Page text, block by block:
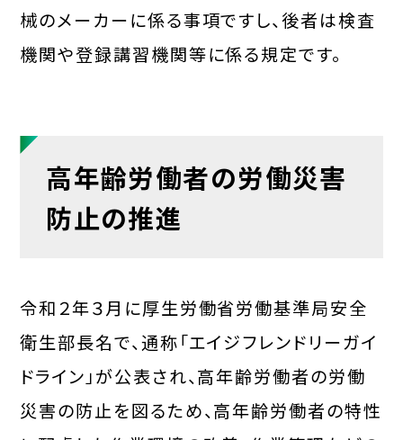
械のメーカーに係る事項ですし、後者は検査
機関や登録講習機関等に係る規定です。
高年齢労働者の労働災害
防止の推進
令和２年３月に厚生労働省労働基準局安全
衛生部長名で、通称「エイジフレンドリーガイ
ドライン」が公表され、高年齢労働者の労働
災害の防止を図るため、高年齢労働者の特性